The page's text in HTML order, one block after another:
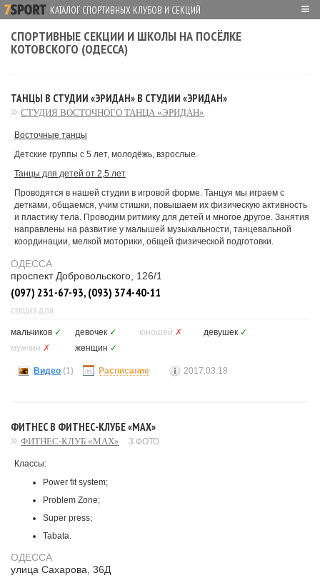
КАТАЛОГ СПОРТИВНЫХ КЛУБОВ И СЕКЦИЙ ≡
СПОРТИВНЫЕ СЕКЦИИ И ШКОЛЫ НА ПОСЁЛКЕ
КОТОВСКОГО (ОДЕССА)
ТАНЦЫ В СТУДИИ «ЭРИДАН» В СТУДИИ «ЭРИДАН»
СТУДИЯ ВОСТОЧНОГО ТАНЦА «ЭРИДАН»
Восточные танцы
Детские группы с 5 лет, молодёжь, взрослые.
Танцы для детей от 2,5 лет
Проводятся в нашей студии в игровой форме. Танцуя мы играем с
детками, общаемся, учим стишки, повышаем их физическую активность
и пластику тела. Проводим ритмику для детей и многое другое. Занятия
направлены на развитие у малышей музыкальности, танцевальной
координации, мелкой моторики, общей физической подготовки.
ОДЕССА
проспект Добровольского, 126/1
(097) 231-67-93, (093) 374-40-11
СЕКЦИЯ ДЛЯ
мальчиков ✓ девочек ✓ юношей ✗ девушек ✓
мужчин ✗ женщин ✓
Видео (1) Расписание 2017.03.18
ФИТНЕС В ФИТНЕС-КЛУБЕ «MAX»
ФИТНЕС-КЛУБ «MAX» 3 ФОТО
Классы:
Power fit system;
Problem Zone;
Super press;
Tabata.
ОДЕССА
улица Сахарова, 36Д